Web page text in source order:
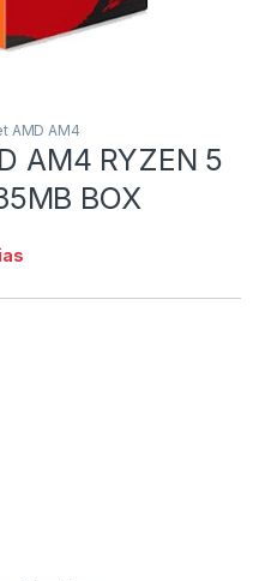
AMD AM4
AM4 RYZEN 5
BOX